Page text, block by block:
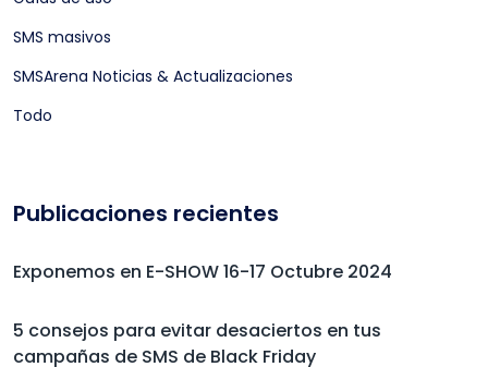
SMS masivos
SMSArena Noticias & Actualizaciones
Todo
Publicaciones recientes
Exponemos en E-SHOW 16-17 Octubre 2024
5 consejos para evitar desaciertos en tus
campañas de SMS de Black Friday